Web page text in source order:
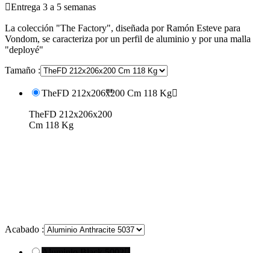
Entrega 3 a 5 semanas
La colección "The Factory", diseñada por Ramón Esteve para
Vondom, se caracteriza por un perfil de aluminio y por una malla
"deployé"
Tamaño :
TheFD 212x206x200 Cm 118 Kg
TheFD 212x206x200
Cm 118 Kg
Acabado :